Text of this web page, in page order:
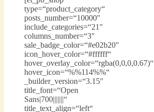
type=“product_category“
posts_number=“10000″
include_categories=“21″
columns_number=“3″
sale_badge_color=“#e02b20″
icon_hover_color=“#ffffff“
hover_overlay_color=“rgba(0,0,0,0.67)“
hover_icon=“%%114%%“
_builder_version=“3.15″
title_font=“Open
Sans|700|||||||“
title_text_align=“left“